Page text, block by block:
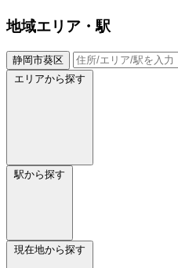
地域エリア・駅
静岡市葵区
エリアから探す
駅から探す
現在地から探す